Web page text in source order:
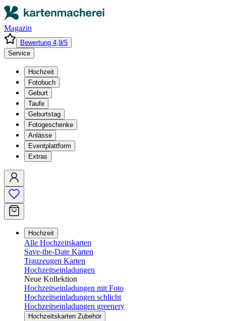
Magazin
Bewertung 4,9/5
Service
Hochzeit
Fotobuch
Geburt
Taufe
Geburtstag
Fotogeschenke
Anlässe
Eventplattform
Extras
Hochzeit
Alle Hochzeitskarten
Save-the-Date Karten
Trauzeugen Karten
Hochzeitseinladungen
Neue Kollektion
Hochzeitseinladungen mit Foto
Hochzeitseinladungen schlicht
Hochzeitseinladungen greenery
Hochzeitskarten Zubehör